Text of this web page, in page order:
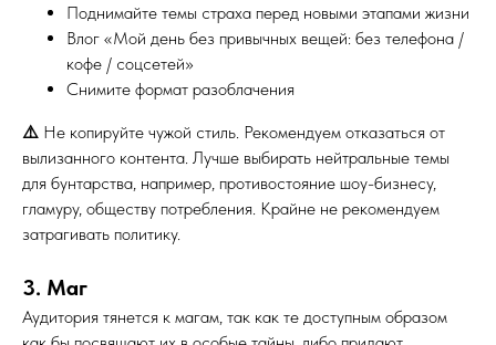
Поднимайте темы страха перед новыми этапами жизни
Влог «Мой день без привычных вещей: без телефона /
кофе / соцсетей»
Снимите формат разоблачения
⚠️ Не копируйте чужой стиль. Рекомендуем отказаться от
вылизанного контента. Лучше выбирать нейтральные темы
для бунтарства, например, противостояние шоу-бизнесу,
гламуру, обществу потребления. Крайне не рекомендуем
затрагивать политику.
3. Маг
Аудитория тянется к магам, так как те доступным образом